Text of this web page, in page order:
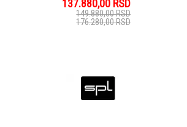
137.880,00 RSD
149.880,00RSD
176.280,00RSD